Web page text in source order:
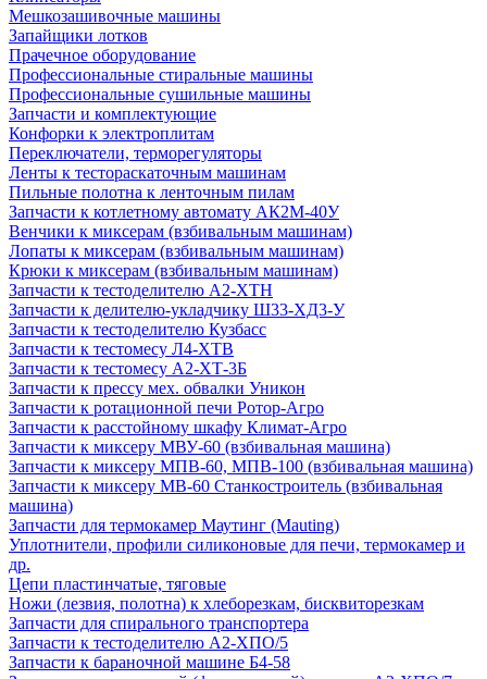
Мешкозашивочные машины
Запайщики лотков
Прачечное оборудование
Профессиональные стиральные машины
Профессиональные сушильные машины
Запчасти и комплектующие
Конфорки к электроплитам
Переключатели, терморегуляторы
Ленты к тестораскаточным машинам
Пильные полотна к ленточным пилам
Запчасти к котлетному автомату АК2М-40У
Венчики к миксерам (взбивальным машинам)
Лопаты к миксерам (взбивальным машинам)
Крюки к миксерам (взбивальным машинам)
Запчасти к тестоделителю А2-ХТН
Запчасти к делителю-укладчику Ш33-ХД3-У
Запчасти к тестоделителю Кузбасс
Запчасти к тестомесу Л4-ХТВ
Запчасти к тестомесу А2-ХТ-3Б
Запчасти к прессу мех. обвалки Уникон
Запчасти к ротационной печи Ротор-Агро
Запчасти к расстойному шкафу Климат-Агро
Запчасти к миксеру МВУ-60 (взбивальная машина)
Запчасти к миксеру МПВ-60, МПВ-100 (взбивальная машина)
Запчасти к миксеру МВ-60 Станкостроитель (взбивальная
машина)
Запчасти для термокамер Маутинг (Mauting)
Уплотнители, профили силиконовые для печи, термокамер и
др.
Цепи пластинчатые, тяговые
Ножи (лезвия, полотна) к хлеборезкам, бисквиторезкам
Запчасти для спирального транспортера
Запчасти к тестоделителю А2-ХПО/5
Запчасти к бараночной машине Б4-58